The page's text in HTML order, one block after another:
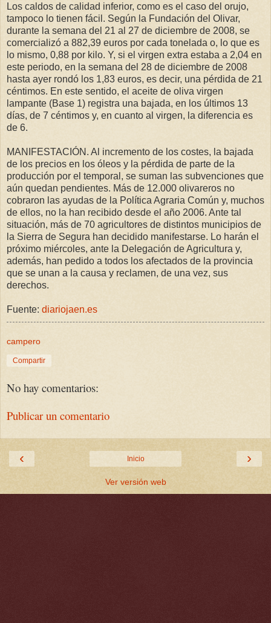
Los caldos de calidad inferior, como es el caso del orujo,
tampoco lo tienen fácil. Según la Fundación del Olivar,
durante la semana del 21 al 27 de diciembre de 2008, se
comercializó a 882,39 euros por cada tonelada o, lo que es
lo mismo, 0,88 por kilo. Y, si el virgen extra estaba a 2,04 en
este periodo, en la semana del 28 de diciembre de 2008
hasta ayer rondó los 1,83 euros, es decir, una pérdida de 21
céntimos. En este sentido, el aceite de oliva virgen
lampante (Base 1) registra una bajada, en los últimos 13
días, de 7 céntimos y, en cuanto al virgen, la diferencia es
de 6.
MANIFESTACIÓN. Al incremento de los costes, la bajada
de los precios en los óleos y la pérdida de parte de la
producción por el temporal, se suman las subvenciones que
aún quedan pendientes. Más de 12.000 olivareros no
cobraron las ayudas de la Política Agraria Común y, muchos
de ellos, no la han recibido desde el año 2006. Ante tal
situación, más de 70 agricultores de distintos municipios de
la Sierra de Segura han decidido manifestarse. Lo harán el
próximo miércoles, ante la Delegación de Agricultura y,
además, han pedido a todos los afectados de la provincia
que se unan a la causa y reclamen, de una vez, sus
derechos.
Fuente: diariojaen.es
campero
Compartir
No hay comentarios:
Publicar un comentario
‹ ›
Inicio
Ver versión web